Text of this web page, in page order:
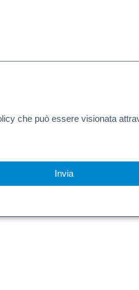
che può essere visionata
Invia